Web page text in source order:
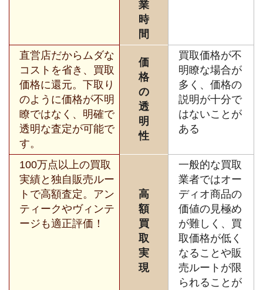
業
時
間
直営店だからムダな
コストを省き、買取
価格に還元。下取り
のように価格が不明
瞭ではなく、明確で
透明な査定が可能で
す。
価
格
の
透
明
性
買取価格が不
明瞭な場合が
多く、価格の
説明が十分で
はないことが
ある
100万点以上の買取
実績と独自販売ルー
トで高額査定。アン
ティークやヴィンテ
ージも適正評価！
高
額
買
取
実
現
一般的な買取
業者ではオー
ディオ商品の
価値の見極め
が難しく、買
取価格が低く
なることや販
売ルートが限
られることが